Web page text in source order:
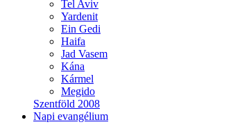
Tel Aviv
Yardenit
Ein Gedi
Haifa
Jad Vasem
Kána
Kármel
Megido
Szentföld 2008
Napi evangélium